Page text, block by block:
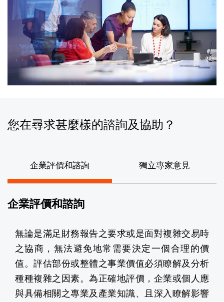
您在尋求甚麼樣的諮詢及協助？
企業評價和諮詢 獨立專家意見
企業評價和諮詢
無論是滿足財務報告之要求或是面對複雜交易時
之協商，無法避免地常需要決定一個合理的價
值。評估部份或整體之事業價值必須瞭解及分析
種種複雜之因素。為正確地評價，企業或個人應
與具備相關之專業及產業知識、且深入瞭解影響